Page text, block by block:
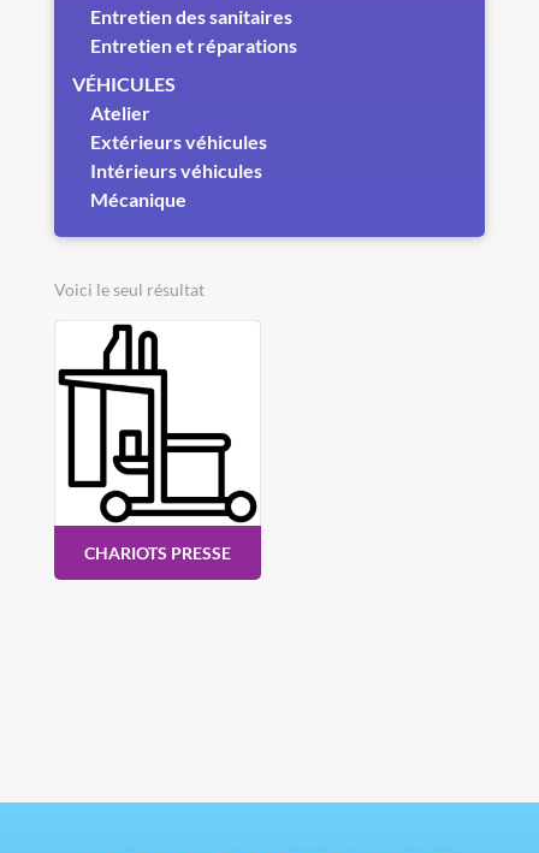
Entretien des sanitaires
Entretien et réparations
VÉHICULES
Atelier
Extérieurs véhicules
Intérieurs véhicules
Mécanique
Voici le seul résultat
CHARIOTS PRESSE